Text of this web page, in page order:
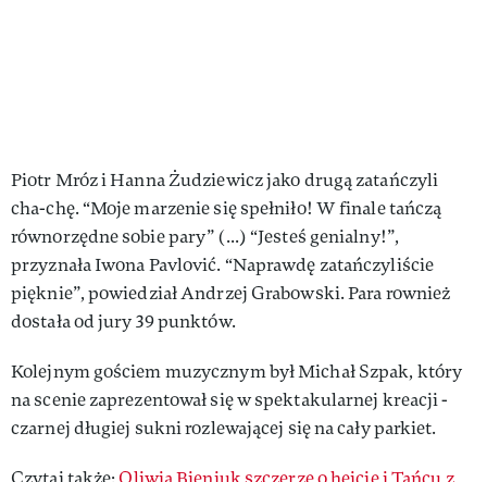
Piotr Mróz i Hanna Żudziewicz jako drugą zatańczyli
cha-chę. “Moje marzenie się spełniło! W finale tańczą
równorzędne sobie pary” (...) “Jesteś genialny!”,
przyznała Iwona Pavlović. “Naprawdę zatańczyliście
pięknie”, powiedział Andrzej Grabowski. Para rownież
dostała od jury 39 punktów.
Kolejnym gościem muzycznym był Michał Szpak, który
na scenie zaprezentował się w spektakularnej kreacji -
czarnej długiej sukni rozlewającej się na cały parkiet.